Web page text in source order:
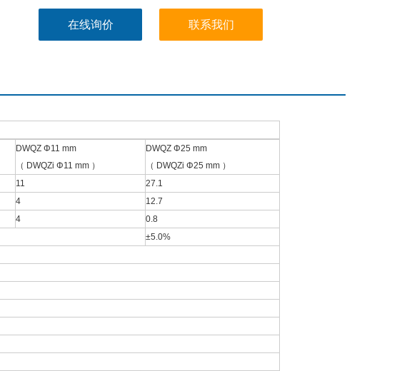
在线询价 联系我们
DWQZ Φ11 mm
（ DWQZi Φ11 mm ）
DWQZ Φ25 mm
（ DWQZi Φ25 mm ）
11
27.1
4
12.7
4
0.8
±5.0%